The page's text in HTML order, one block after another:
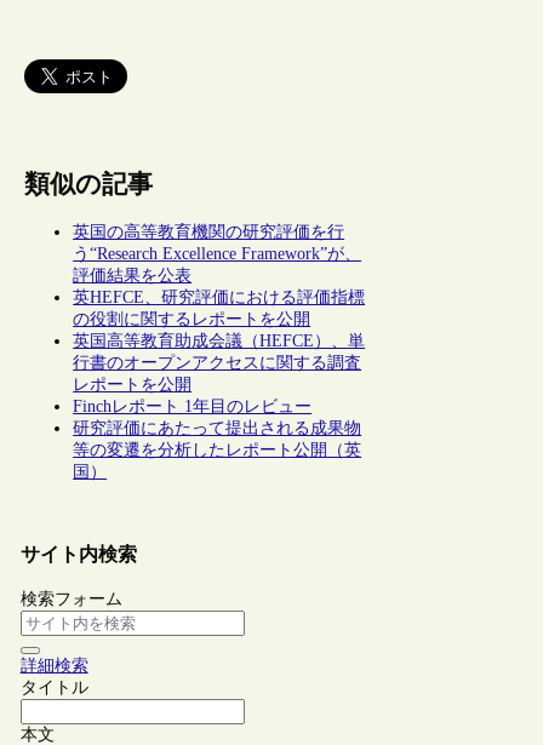
類似の記事
英国の高等教育機関の研究評価を行
う“Research Excellence Framework”が、
評価結果を公表
英HEFCE、研究評価における評価指標
の役割に関するレポートを公開
英国高等教育助成会議（HEFCE）、単
行書のオープンアクセスに関する調査
レポートを公開
Finchレポート 1年目のレビュー
研究評価にあたって提出される成果物
等の変遷を分析したレポート公開（英
国）
サイト内検索
検索フォーム
詳細検索
タイトル
本文